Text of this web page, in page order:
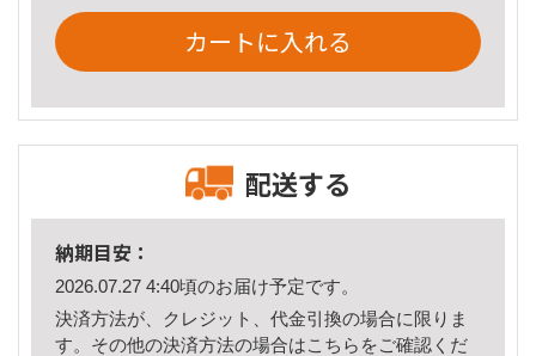
カートに入れる
配送する
納期目安：
2026.07.27 4:40頃のお届け予定です。
決済方法が、クレジット、代金引換の場合に限りま
す。その他の決済方法の場合はこちら をご確認くだ